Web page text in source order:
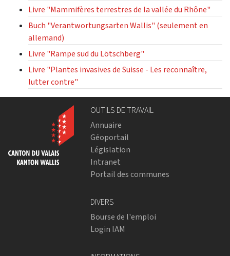
Livre "Mammifères terrestres de la vallée du Rhône"
Buch "Verantwortungsarten Wallis" (seulement en
allemand)
Livre "Rampe sud du Lötschberg"
Livre "Plantes invasives de Suisse - Les reconnaître,
lutter contre"
OUTILS DE TRAVAIL
Annuaire
Géoportail
Législation
Intranet
Portail des communes
DIVERS
Bourse de l'emploi
Login IAM